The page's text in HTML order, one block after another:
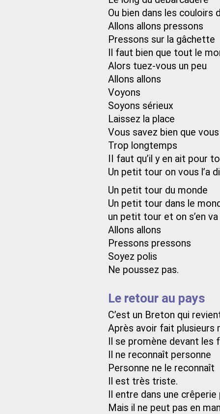
Ou bien dans les couloirs
Allons allons pressons
Pressons sur la gâchette
Il faut bien que tout le
Alors tuez-vous un peu
Allons allons
Voyons
Soyons sérieux
Laissez la place
Vous savez bien que
Trop longtemps
II faut qu’il y en ait pour
Un petit tour on vous l’a
Un petit tour du monde
Un petit tour dans le
un petit tour et on s’en va
Allons allons
Pressons pressons
Soyez polis
Ne poussez pas.
Le retour au pays
C’est un Breton qui
Après avoir fait plusieurs
Il se promène devant les
Il ne reconnaît personne
Personne ne le reconnaît
Il est très triste.
Il entre dans une
Mais il ne peut pas en